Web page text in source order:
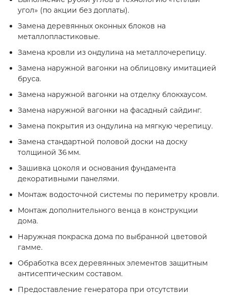
угол» (по акции без доплаты).
Замена деревянных оконных блоков на
металлопластиковые.
Замена кровли из ондулина на металлочерепицу.
Замена наружной вагонки на облицовку имитацией
бруса.
Замена наружной вагонки на отделку блокхаусом.
Замена наружной вагонки на фасадный сайдинг.
Замена покрытия из ондулина на мягкую черепицу.
Замена стандартной половой доски на доску
толщиной 36 мм.
Зашивка цоколя и основания фундамента
декоративными панелями.
Монтаж водосточной системы по периметру кровли.
Монтаж дополнительного венца в конструкции
дома.
Наружная покраска дома по выбранной цветовой
гамме.
Обработка всех деревянных элементов защитным
антисептическим составом.
Предоставление генератора при отсутствии